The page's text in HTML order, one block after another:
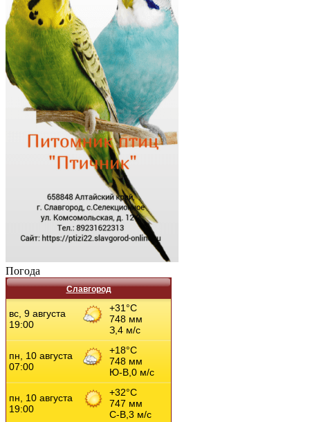
Погода
Славгород